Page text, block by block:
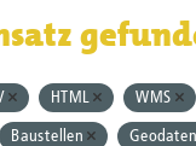
HTML WMS
Baustellen Geodaten